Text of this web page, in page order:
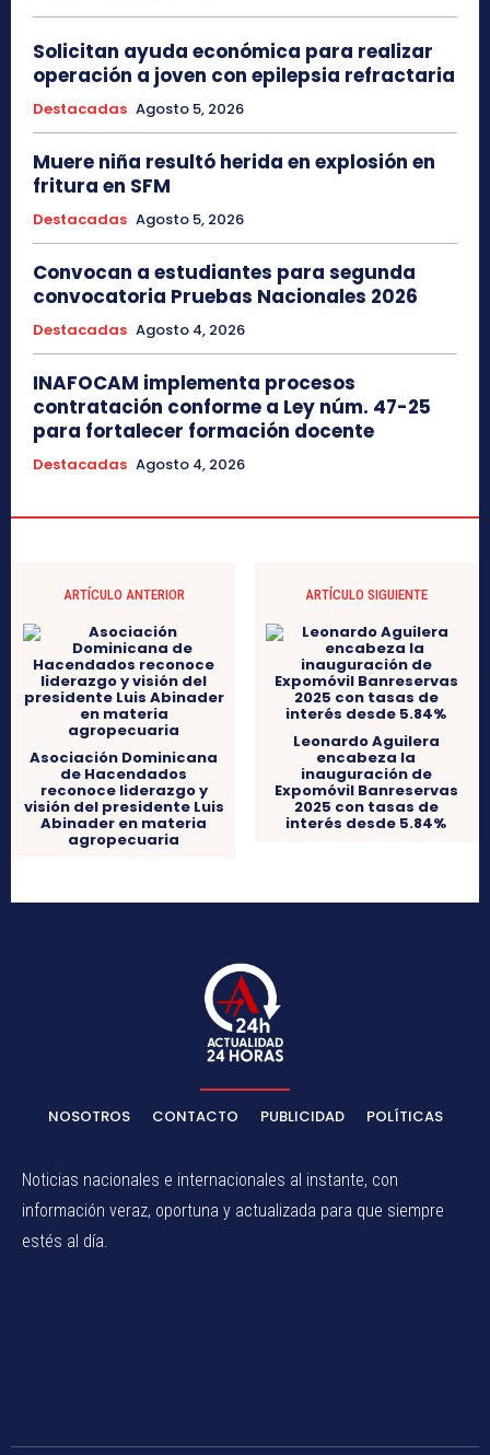
Solicitan ayuda económica para realizar
operación a joven con epilepsia refractaria
Destacadas Agosto 5, 2026
Muere niña resultó herida en explosión en
fritura en SFM
Destacadas Agosto 5, 2026
Convocan a estudiantes para segunda
convocatoria Pruebas Nacionales 2026
Destacadas Agosto 4, 2026
INAFOCAM implementa procesos
contratación conforme a Ley núm. 47-25
para fortalecer formación docente
Destacadas Agosto 4, 2026
ARTÍCULO ANTERIOR
Asociación Dominicana
de Hacendados
reconoce liderazgo y
visión del presidente Luis
Abinader en materia
agropecuaria
ARTÍCULO SIGUIENTE
Leonardo Aguilera
encabeza la
inauguración de
Expomóvil Banreservas
2025 con tasas de
interés desde 5.84%
NOSOTROS CONTACTO PUBLICIDAD POLÍTICAS
Noticias nacionales e internacionales al instante, con
información veraz, oportuna y actualizada para que siempre
estés al día.